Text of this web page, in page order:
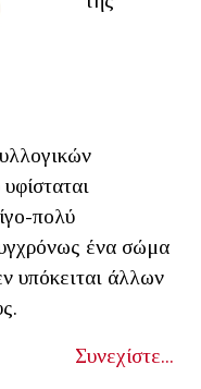
πολύ
ένα σώμα
υπόκειται άλλων
Συνεχίστε...